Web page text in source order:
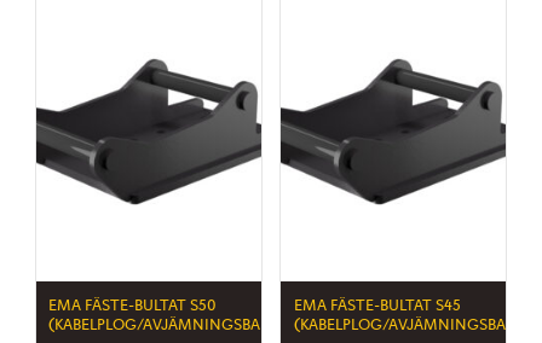
EMA FÄSTE-BULTAT S50
(KABELPLOG/AVJÄMNINGSBALK)
EMA FÄSTE-BULTAT S45
(KABELPLOG/AVJÄMNINGSBALK)